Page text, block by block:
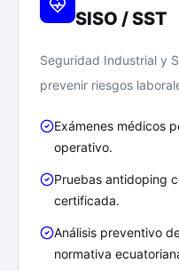
SISO / SST
Seguridad Industrial y
prevenir riesgos
Exámenes médicos
operativo.
Pruebas antidoping
certificada.
Análisis preventivo
normativa